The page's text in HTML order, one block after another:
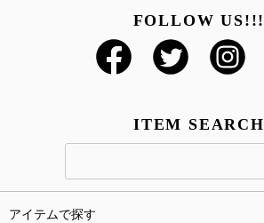
FOLLOW US!!!
ITEM SEARCH
アイテムで探す